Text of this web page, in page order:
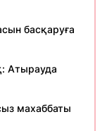
басқаруға
Атырауда
махаббаты